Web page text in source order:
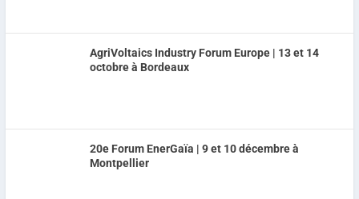
AgriVoltaics Industry Forum Europe | 13 et 14
octobre à Bordeaux
20e Forum EnerGaïa | 9 et 10 décembre à
Montpellier